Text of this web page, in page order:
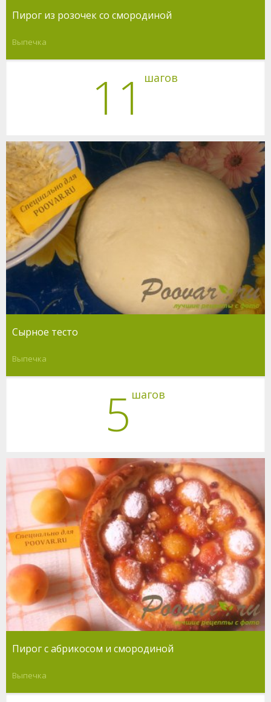
Пирог из розочек со смородиной
Выпечка
11 шагов
Сырное тесто
Выпечка
5 шагов
Пирог с абрикосом и смородиной
Выпечка